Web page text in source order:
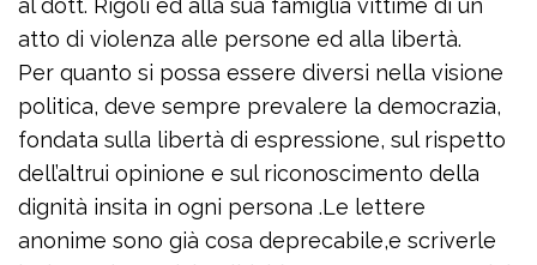
al dott. Rigoli ed alla sua famiglia vittime di un
atto di violenza alle persone ed alla libertà.
Per quanto si possa essere diversi nella visione
politica, deve sempre prevalere la democrazia,
fondata sulla libertà di espressione, sul rispetto
dell’altrui opinione e sul riconoscimento della
dignità insita in ogni persona .Le lettere
anonime sono già cosa deprecabile,e scriverle